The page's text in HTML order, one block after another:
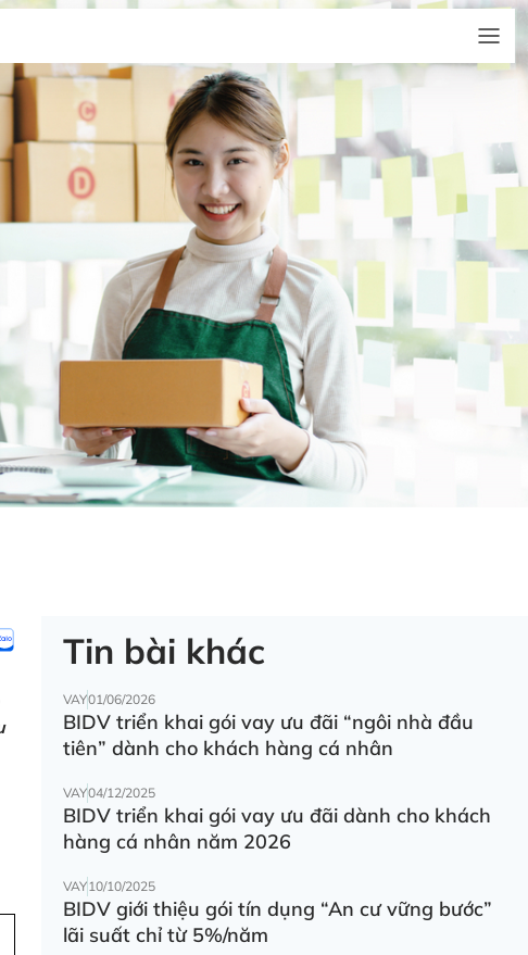
Tin bài khác
VAY01/06/2026
BIDV triển khai gói vay ưu đãi “ngôi nhà đầu
tiên” dành cho khách hàng cá nhân
VAY04/12/2025
BIDV triển khai gói vay ưu đãi dành cho khách
hàng cá nhân năm 2026
VAY10/10/2025
BIDV giới thiệu gói tín dụng “An cư vững bước”
lãi suất chỉ từ 5%/năm